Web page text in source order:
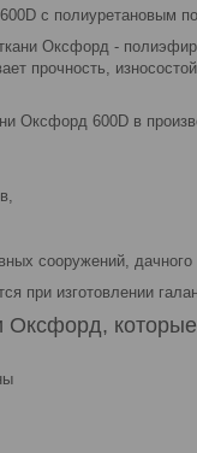
с полиуретановым
Оксфорд -
прочность,
Оксфорд 600D в
сооружений, дачного
при изготовлении
Оксфорд,